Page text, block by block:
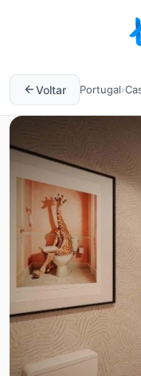
Voltar Portugal›